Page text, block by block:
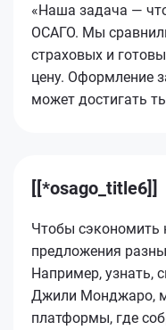
«Наша задача —
ОСАГО. Мы
страховых и
цену. Оформление
может достигать
[[*osago_title6]]
Чтобы сэкономить
предложения
Например, узнать,
Джили Монджаро,
платформы, где